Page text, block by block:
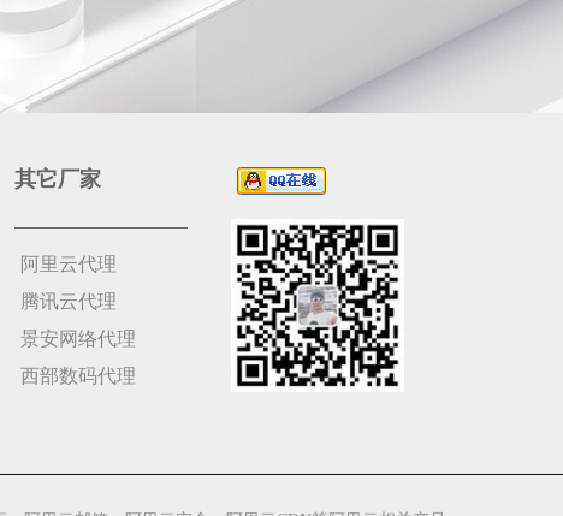
其它厂家
阿里云代理
腾讯云代理
景安网络代理
西部数码代理